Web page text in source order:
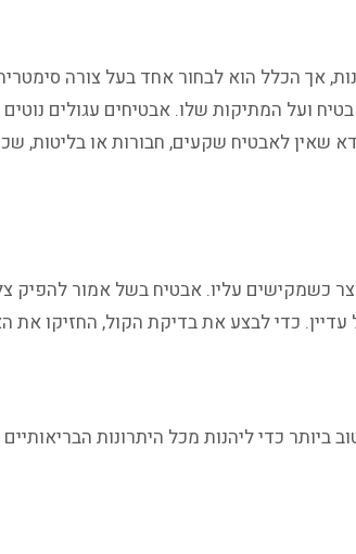
אך הכלל הוא לבחור אחד בעל צורה
המתיקות שלו. אבטיחים עגולים נוטים
לאבטיח שקעים, חבורות או בליטות, שכן
כשמקישים עליו. אבטיח בשל אמור להפיק
כדי לבצע את בדיקת הקול, החזיקו את
ביותר כדי ליהנות מכל היתרונות